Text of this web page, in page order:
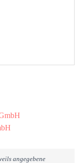
angegebene